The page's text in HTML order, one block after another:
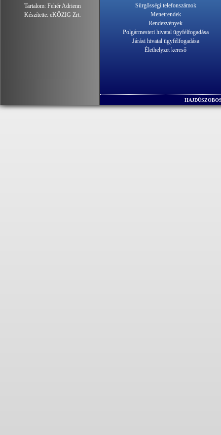
Tartalom: Fehér Adrienn
Készítette: eKÖZIG Zrt.
Sürgősségi telefonszámok
Menetrendek
Rendezvények
Polgármesteri hivatal ügyfélfogadása
Járási hivatal ügyfélfogadása
Élethelyzet kereső